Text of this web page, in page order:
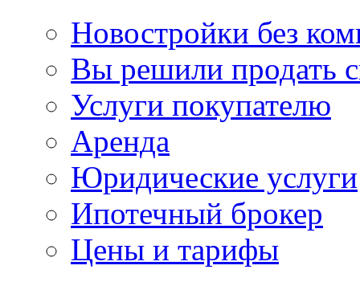
Новостройки без
Вы решили продать
Услуги покупателю
Аренда
Юридические услуги
Ипотечный брокер
Цены и тарифы